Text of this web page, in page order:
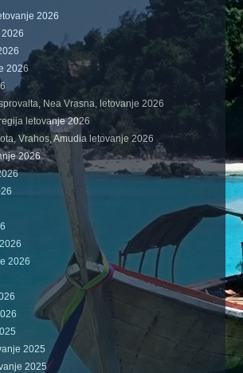
2026
2026
Nea Vrasna, letovanje 2026
letovanje 2026
Vrahos, Amudia letovanje 2026
2026
2026
2025
2025